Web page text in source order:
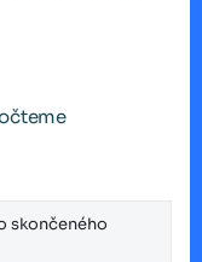
skončeného